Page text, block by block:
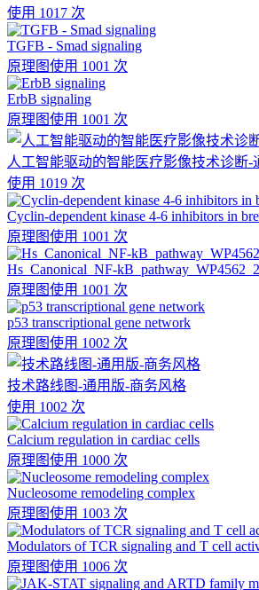
使用 1017 次
TGFB - Smad signaling
原理图使用 1001 次
ErbB signaling
原理图使用 1001 次
人工智能驱动的智能医疗影像技术诊断-
使用 1019 次
Cyclin-dependent kinase 4-6 inhibitors in
原理图使用 1001 次
Hs_Canonical_NF-
原理图使用 1001 次
p53 transcriptional gene network
原理图使用 1002 次
技术路线图-通用版-商务风格
使用 1002 次
Calcium regulation in cardiac cells
原理图使用 1000 次
Nucleosome remodeling complex
原理图使用 1003 次
Modulators of TCR signaling and T cell
原理图使用 1006 次